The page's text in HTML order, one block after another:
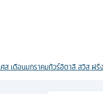
ส เดือนมกราคมทัวร์อิตาลี สวิส ฝรั่ง